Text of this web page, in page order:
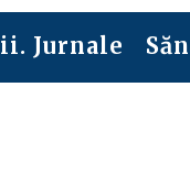
Jurnale